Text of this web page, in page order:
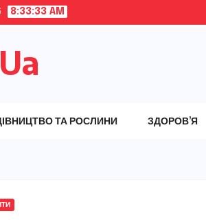
8:33:34 AM
ТА РОСЛИНИ ЗДОРОВ’Я